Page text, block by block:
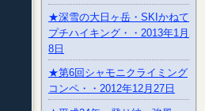
★深雪の大日ヶ岳・SKIかねて
プチハイキング・・2013年1月
8日
★第6回シャモニクライミング
コンペ・・2012年12月27日